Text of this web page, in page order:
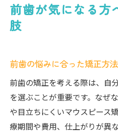
前歯が気になる方
肢
前歯の悩みに合った矯正方
前歯の矯正を考える際は、自
を選ぶことが重要です。なぜ
や目立ちにくいマウスピース
療期間や費用、仕上がりが異